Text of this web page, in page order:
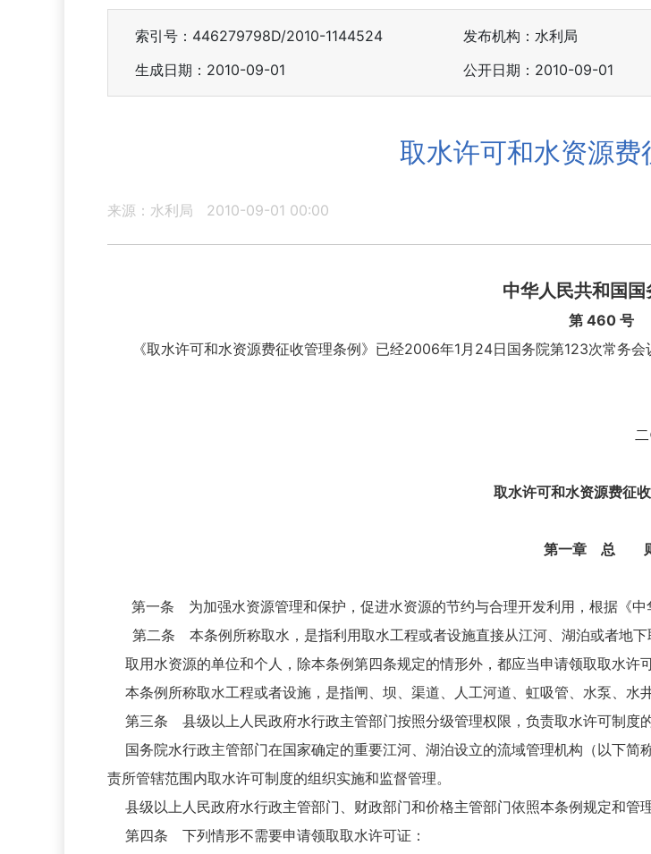
索引号：446279798D/2010-1144524 发布机构：水利局
生成日期：2010-09-01
公开日期：2010-09-01
取水许可和水资源费
来源：水利局 2010-09-01 00:00
中华人民共和国国
第460 号
《取水许可和水资源费征收管理条例》已经2006年1月24日国务院第123次常务会
取水许可和水资源费征
第一章 总
第一条 为加强水资源管理和保护，促进水资源的节约与合理开发利用，根据《中
第二条 本条例所称取水，是指利用取水工程或者设施直接从江河、湖泊或者地下
取用水资源的单位和个人，除本条例第四条规定的情形外，都应当申请领取取水许
本条例所称取水工程或者设施，是指闸、坝、渠道、人工河道、虹吸管、水泵、水井
第三条 县级以上人民政府水行政主管部门按照分级管理权限，负责取水许可制度的
国务院水行政主管部门在国家确定的重要江河、湖泊设立的流域管理机构（以下简
责所管辖范围内取水许可制度的组织实施和监督管理。
县级以上人民政府水行政主管部门、财政部门和价格主管部门依照本条例规定和管
第四条 下列情形不需要申请领取取水许可证：